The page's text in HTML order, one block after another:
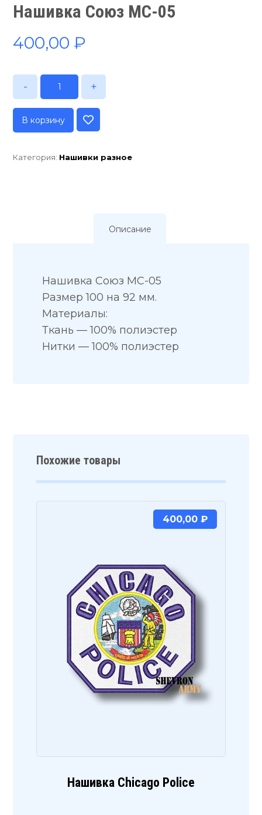
Нашивка Союз МС-05
400,00₽
- +
В корзину
Категория: Нашивки разное
Описание
Нашивка Союз МС-05
Размер 100 на 92 мм.
Материалы:
Ткань — 100% полиэстер
Нитки — 100% полиэстер
Похожие товары
Нашивка Chicago Police
400,00 ₽